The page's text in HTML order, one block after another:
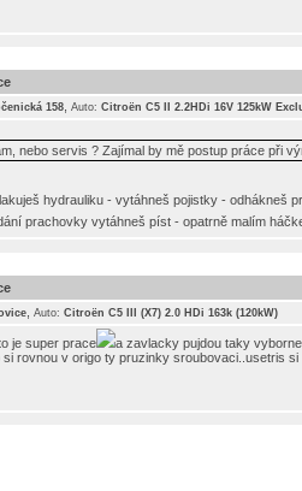
158 Auto: Citroën C5 II 2.2HDi 16V 125kW
nebo servis ? Zajímal by mě postup práce při
hydrauliku - vytáhneš pojistky -
prachovky vytáhneš píst - opatrně malím
Auto: Citroën C5 III (X7) 2.0 HDi 163k (120kW)
je super prace
a zavlacky pujdou taky
rovnou v origo ty pruzinky sroubovaci..usetris